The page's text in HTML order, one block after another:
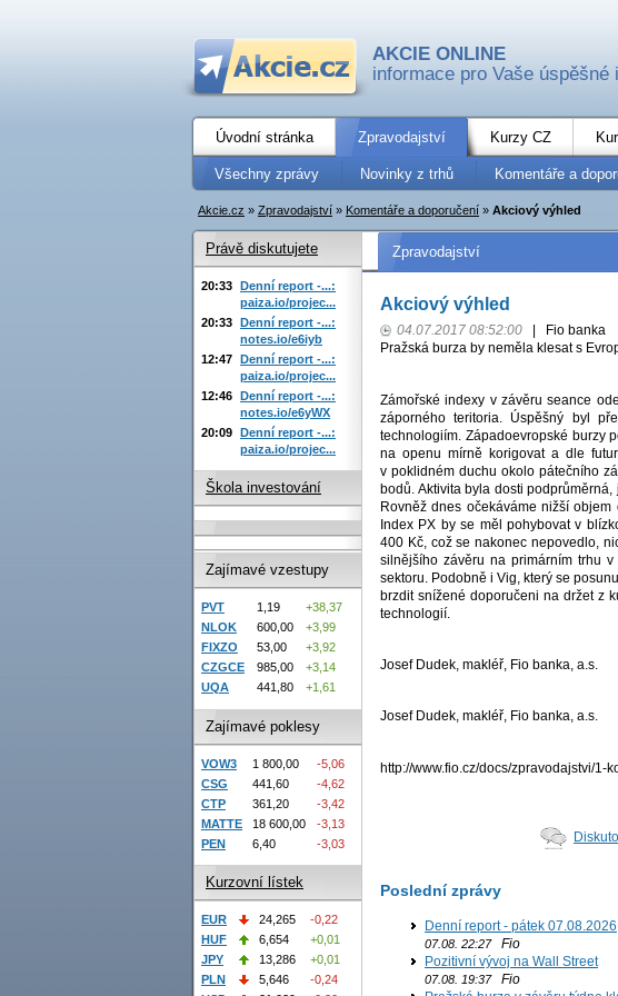
AKCIE ONLINE
informace pro Vaše úspěšné
Úvodní stránka Zpravodajství Kurzy CZ
Všechny zprávy Novinky z trhů Komentáře a
Akcie.cz » Zpravodajství » Komentáře a doporučení » Akciový výhled
Zpravodajství
Akciový výhled
04.07.2017 08:52:00
Fio banka
Pražská burza by neměla klesat s
Zámořské indexy v závěru seance
záporného teritoria. Úspěšný byl
technologiím. Západoevropské burzy
na openu mírně korigovat a dle
v poklidném duchu okolo pátečního
bodů. Aktivita byla dosti
Rovněž dnes očekáváme nižší
Index PX by se měl pohybovat v
400 Kč, což se nakonec nepovedlo,
silnějšího závěru na primárním trhu
sektoru. Podobně i Vig, který se
brzdit snížené doporučeni na držet z
technologií.
Josef Dudek, makléř, Fio banka, a.s.
Josef Dudek, makléř, Fio banka, a.s.
http://www.fio.cz/docs/zpravodajstvi/1-
Poslední zprávy
Denní report - pátek 07.08.2026
07.08. 22:27Fio
Pozitivní vývoj na Wall Street
07.08. 19:37Fio
Právě diskutujete
20:33 Denní report -...:
paiza.io/projec...
20:33 Denní report -...:
notes.io/e6iyb
12:47 Denní report -...:
paiza.io/projec...
12:46 Denní report -...:
notes.io/e6yWX
20:09 Denní report -...:
paiza.io/projec...
Škola investování
Zajímavé vzestupy
PVT 1,19
+38,37
NLOK
600,00
+3,99
FIXZO
53,00
+3,92
CZGCE
985,00
+3,14
UQA
441,80 +1,61
Zajímavé poklesy
VOW3 1 800,00
-5,06
CSG
441,60
-4,62
CTP
361,20
-3,42
MATTE
18 600,00
-3,13
PEN
6,40 -3,03
Kurzovní lístek
EUR 24,265
-0,22
HUF
6,654
+0,01
JPY
13,286
+0,01
PLN
5,646
-0,24